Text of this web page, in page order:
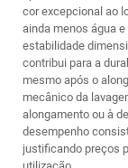
cor excepcional ao
ainda menos água
estabilidade
contribui para a
mesmo após o
mecânico da
alongamento ou à
desempenho
justificando preços